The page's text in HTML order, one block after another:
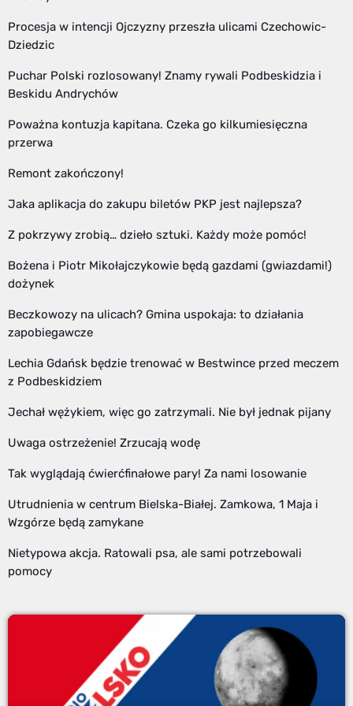
Procesja w intencji Ojczyzny przeszła ulicami Czechowic-
Dziedzic
Puchar Polski rozlosowany! Znamy rywali Podbeskidzia i
Beskidu Andrychów
Poważna kontuzja kapitana. Czeka go kilkumiesięczna
przerwa
Remont zakończony!
Jaka aplikacja do zakupu biletów PKP jest najlepsza?
Z pokrzywy zrobią… dzieło sztuki. Każdy może pomóc!
Bożena i Piotr Mikołajczykowie będą gazdami (gwiazdami!)
dożynek
Beczkowozy na ulicach? Gmina uspokaja: to działania
zapobiegawcze
Lechia Gdańsk będzie trenować w Bestwince przed meczem
z Podbeskidziem
Jechał wężykiem, więc go zatrzymali. Nie był jednak pijany
Uwaga ostrzeżenie! Zrzucają wodę
Tak wyglądają ćwierćfinałowe pary! Za nami losowanie
Utrudnienia w centrum Bielska-Białej. Zamkowa, 1 Maja i
Wzgórze będą zamykane
Nietypowa akcja. Ratowali psa, ale sami potrzebowali
pomocy